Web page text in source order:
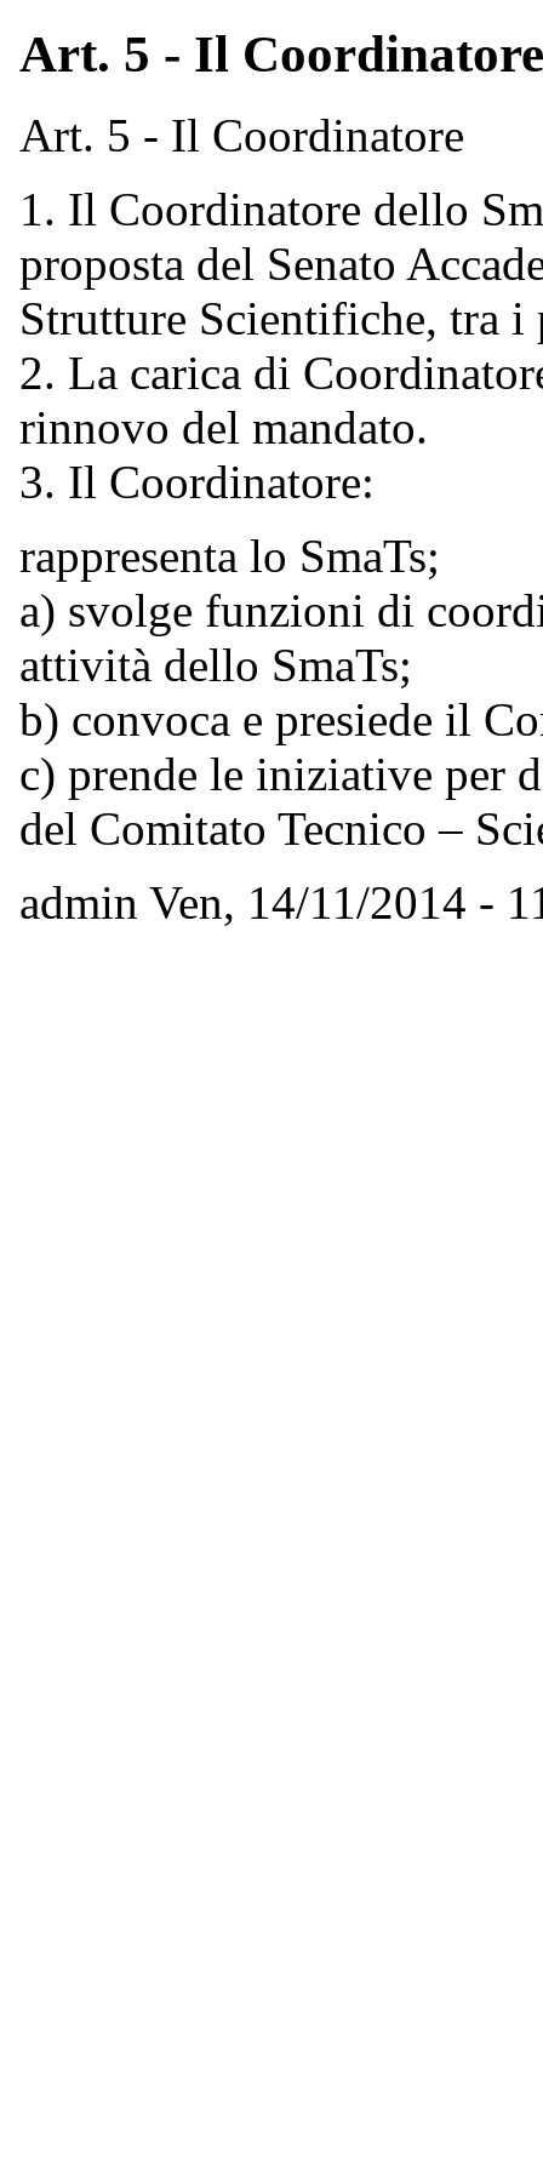
Art. 5 - Il Coordinatore
Art. 5 - Il Coordinatore
1. Il Coordinatore dello
proposta del Senato
Strutture Scientifiche, tra
2. La carica di
rinnovo del mandato.
3. Il Coordinatore:
rappresenta lo SmaTs;
a) svolge funzioni di
attività dello SmaTs;
b) convoca e presiede il
c) prende le iniziative per
del Comitato Tecnico –
admin Ven, 14/11/2014 -